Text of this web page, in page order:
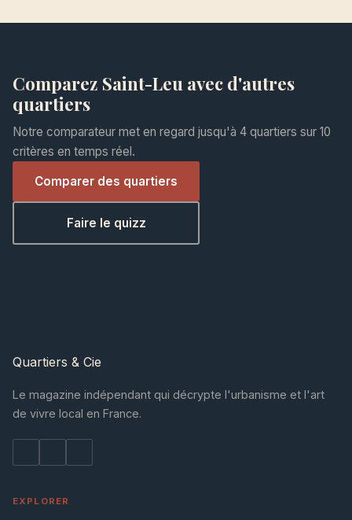
Comparez Saint-Leu avec d'autres
quartiers
Notre comparateur met en regard jusqu'à 4 quartiers sur 10
critères en temps réel.
Comparer des quartiers
Faire le quizz
Quartiers & Cie
Le magazine indépendant qui décrypte l'urbanisme et l'art
de vivre local en France.
EXPLORER